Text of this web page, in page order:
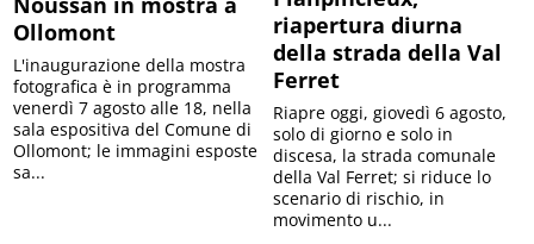
Ollomont
L'inaugurazione della mostra
fotografica è in programma
venerdì 7 agosto alle 18, nella
sala espositiva del Comune di
Ollomont; le immagini esposte
sa...
riapertura diurna
della strada della Val
Ferret
Riapre oggi, giovedì 6 agosto,
solo di giorno e solo in
discesa, la strada comunale
della Val Ferret; si riduce lo
scenario di rischio, in
movimento u...